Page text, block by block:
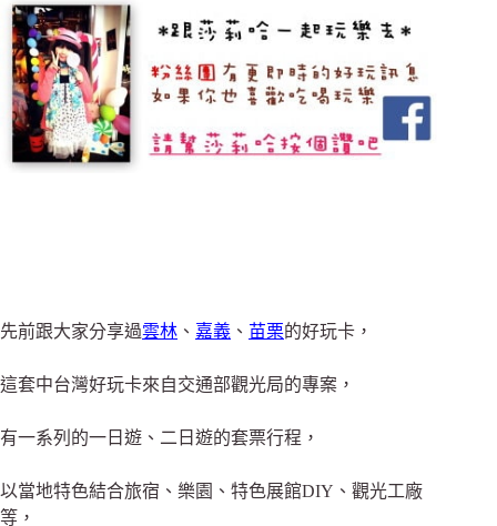
先前跟大家分享過雲林 、 嘉義 、 苗栗的好玩卡，
這套中台灣好玩卡來自交通部觀光局的專案，
有一系列的一日遊、二日遊的套票行程，
以當地特色結合旅宿、樂園、特色展館DIY、觀光工廠
等，